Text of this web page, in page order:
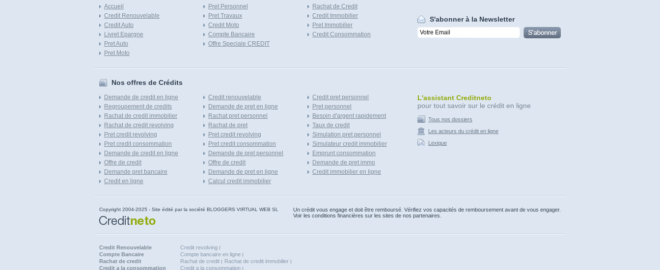
Accueil
Credit Renouvelable
Credit Auto
Livret Epargne
Pret Auto
Pret Moto
Pret Personnel
Pret Travaux
Credit Moto
Compte Bancaire
Offre Speciale CREDIT
Rachat de Credit
Credit Immobilier
Pret Immobilier
Credit Consommation
S'abonner à la Newsletter
Nos offres de Crédits
Demande de credit en ligne
Regroupement de credits
Rachat de credit immobilier
Rachat de credit revolving
Pret credit revolving
Pret credit consommation
Demande de credit en ligne
Offre de credit
Demande pret bancaire
Credit en ligne
Credit renouvelable
Demande de pret en ligne
Rachat pret personnel
Rachat de pret
Pret credit revolving
Pret credit consommation
Demande de pret personnel
Offre de credit
Demande de pret en ligne
Calcul credit immobilier
Credit pret personnel
Pret personnel
Besoin d'argent rapidement
Taux de credit
Simulation pret personnel
Simulateur credit immobilier
Emprunt consommation
Demande de pret immo
Credit immobilier en ligne
L'assistant Creditneto
pour tout savoir sur le crédit en ligne
Tous nos dossiers
Les acteurs du crédit en ligne
Lexique
Copyright 2004-2025 - Site édité par la société BLOGGERS VIRTUAL WEB SL
Un crédit vous engage et doit être remboursé. Vérifiez vos capacités de remboursement avant de vous engager.
Voir les conditions financières sur les sites de nos partenaires.
Credit Renouvelable
Credit revolving
Compte Bancaire
Compte bancaire en ligne
Rachat de credit
Rachat de credit
Rachat de credit immobilier
Credit a la consommation
Credit a la consommation